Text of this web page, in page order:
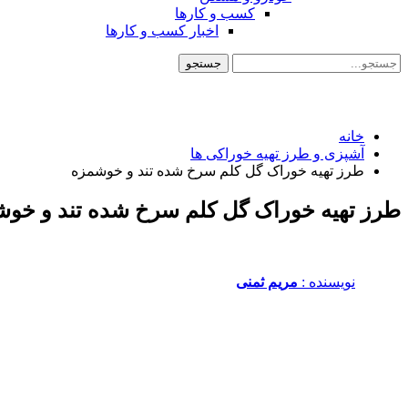
کسب و کارها
اخبار کسب و کارها
خانه
آشپزی و طرز تهیه خوراکی ها
طرز تهیه خوراک گل کلم سرخ شده تند و خوشمزه
طرز تهیه خوراک گل کلم سرخ شده تند و
نویسنده :‌ مریم ثمنی